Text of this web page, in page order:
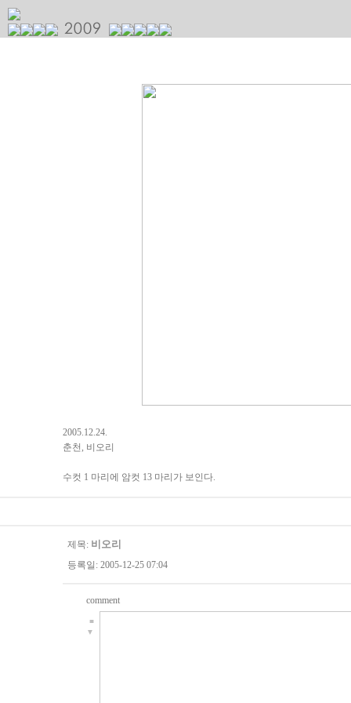
2005.12.24.
춘천, 비오리
수컷 1 마리에 암컷 13 마리가 보인다.
제목: 비오리
등록일: 2005-12-25 07:04
comment
■
▼